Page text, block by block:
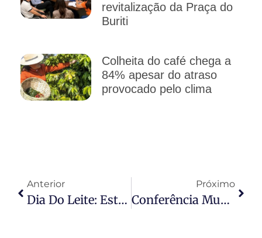
revitalização da Praça do
Buriti
Colheita do café chega a
84% apesar do atraso
provocado pelo clima
Anterior
Dia Do Leite: Estado Lidera A Produção Nacional E Mais De 60 Mil Produtores
Próximo
Conferência Municipal De Saúde Começa Nesta Segunda-Feira (29)